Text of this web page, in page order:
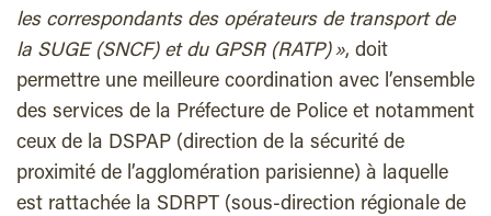
les correspondants des opérateurs de transport de
la SUGE (SNCF) et du GPSR (RATP) », doit
permettre une meilleure coordination avec l’ensemble
des services de la Préfecture de Police et notamment
ceux de la DSPAP (direction de la sécurité de
proximité de l’agglomération parisienne) à laquelle
est rattachée la SDRPT (sous-direction régionale de